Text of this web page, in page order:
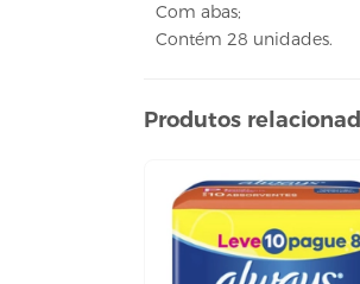
Com abas;
Contém 28 unidades.
Produtos